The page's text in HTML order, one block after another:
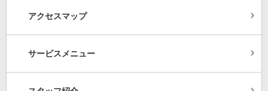
アクセスマップ
サービスメニュー